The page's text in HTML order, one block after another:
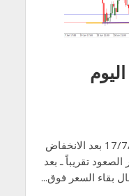
التحليل الفني الذهب اليوم 17/7/2026 بعد الانخفاض
تقريباً ـ بعد
بقاء السعر فوق...